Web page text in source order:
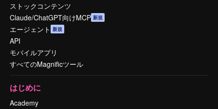
ストックコンテンツ
Claude/ChatGPT向けMCP 新規
エージェント 新規
API
モバイルアプリ
すべてのMagnificツール
はじめに
Academy